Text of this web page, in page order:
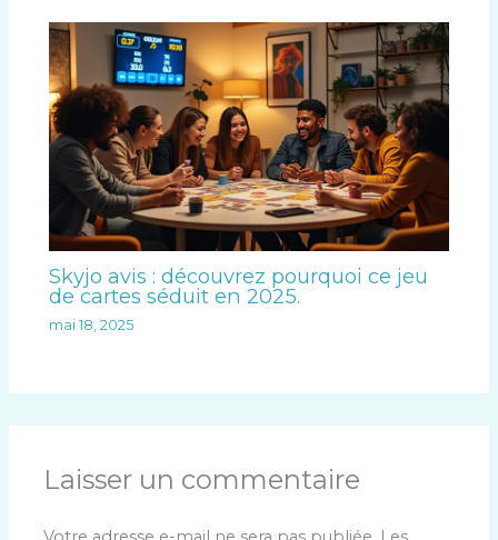
Skyjo avis : découvrez pourquoi ce jeu
de cartes séduit en 2025.
mai 18, 2025
Laisser un commentaire